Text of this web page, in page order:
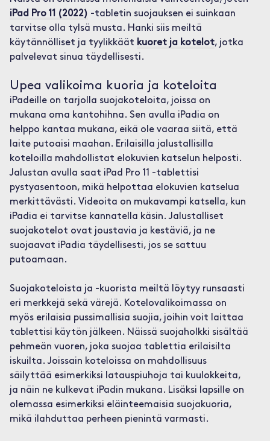
iPad Pro 11 (2022) -tabletin suojauksen ei suinkaan
tarvitse olla tylsä musta. Hanki siis meiltä
käytännölliset ja tyylikkäät kuoret ja kotelot, jotka
palvelevat sinua täydellisesti.
Upea valikoima kuoria ja koteloita
iPadeille on tarjolla suojakoteloita, joissa on
mukana oma kantohihna. Sen avulla iPadia on
helppo kantaa mukana, eikä ole vaaraa siitä, että
laite putoaisi maahan. Erilaisilla jalustallisilla
koteloilla mahdollistat elokuvien katselun helposti.
Jalustan avulla saat iPad Pro 11 -tablettisi
pystyasentoon, mikä helpottaa elokuvien katselua
merkittävästi. Videoita on mukavampi katsella, kun
iPadia ei tarvitse kannatella käsin. Jalustalliset
suojakotelot ovat joustavia ja kestäviä, ja ne
suojaavat iPadia täydellisesti, jos se sattuu
putoamaan.
Suojakoteloista ja -kuorista meiltä löytyy runsaasti
eri merkkejä sekä värejä. Kotelovalikoimassa on
myös erilaisia pussimallisia suojia, joihin voit laittaa
tablettisi käytön jälkeen. Näissä suojaholkki sisältää
pehmeän vuoren, joka suojaa tablettia erilaisilta
iskuilta. Joissain koteloissa on mahdollisuus
säilyttää esimerkiksi latauspiuhoja tai kuulokkeita,
ja näin ne kulkevat iPadin mukana. Lisäksi lapsille on
olemassa esimerkiksi eläinteemaisia suojakuoria,
mikä ilahduttaa perheen pienintä varmasti.